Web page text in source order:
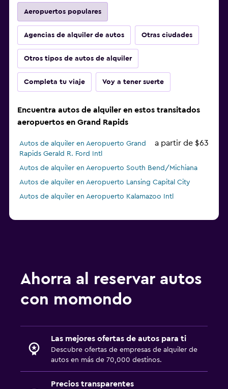
Aeropuertos populares
Agencias de alquiler de autos Otras ciudades
Otros tipos de autos de alquiler
Completa tu viaje Voy a tener suerte
Encuentra autos de alquiler en estos transitados
aeropuertos en Grand Rapids
Autos de alquiler en Aeropuerto Grand
Rapids Gerald R. Ford Intl
a partir de $63
Autos de alquiler en Aeropuerto South Bend/Michiana
Autos de alquiler en Aeropuerto Lansing Capital City
Autos de alquiler en Aeropuerto Kalamazoo Intl
Ahorra al reservar autos
con momondo
Las mejores ofertas de autos para ti
Descubre ofertas de empresas de alquiler de
autos en más de 70,000 destinos.
Precios transparentes